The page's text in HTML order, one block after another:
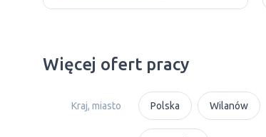
Więcej ofert pracy
Kraj, miasto Polska Wilanów